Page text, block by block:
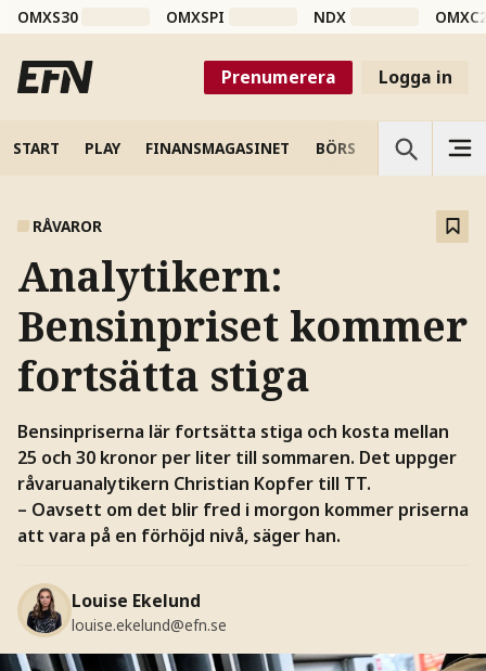
OMXS30 OMXSPI NDX
Prenumerera Logga in
START PLAY FINANSMAGASINET BÖRS VETENSKAP
RÅVAROR
Analytikern:
Bensinpriset kommer
fortsätta stiga
Bensinpriserna lär fortsätta stiga och kosta mellan
25 och 30 kronor per liter till sommaren. Det uppger
råvaruanalytikern Christian Kopfer till TT.
– Oavsett om det blir fred i morgon kommer priserna
att vara på en förhöjd nivå, säger han.
Louise Ekelund
louise.ekelund@efn.se